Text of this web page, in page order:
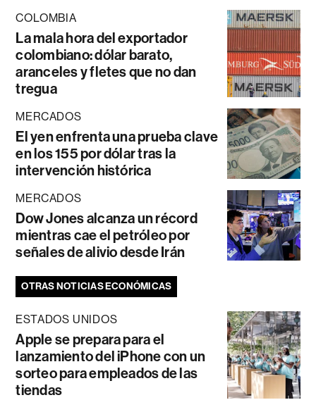
COLOMBIA
La mala hora del exportador
colombiano: dólar barato,
aranceles y fletes que no dan
tregua
MERCADOS
El yen enfrenta una prueba clave
en los 155 por dólar tras la
intervención histórica
MERCADOS
Dow Jones alcanza un récord
mientras cae el petróleo por
señales de alivio desde Irán
OTRAS NOTICIAS ECONÓMICAS
ESTADOS UNIDOS
Apple se prepara para el
lanzamiento del iPhone con un
sorteo para empleados de las
tiendas